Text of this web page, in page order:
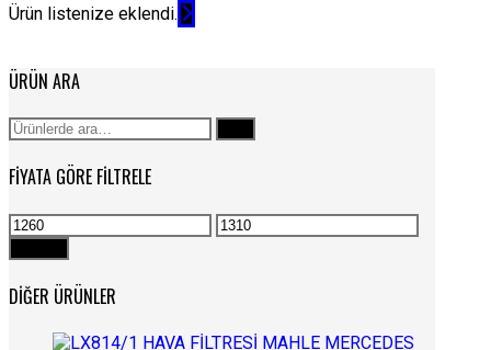
Ürün listenize eklendi.
ÜRÜN ARA
Ara:
FIYATA GÖRE FILTRELE
En
düşük
fiyat
En
yüksek
DIĞER ÜRÜNLER